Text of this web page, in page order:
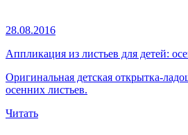
28.08.2016
Аппликация из листьев для детей:
Оригинальная детская открытка-
осенних листьев.
Читать